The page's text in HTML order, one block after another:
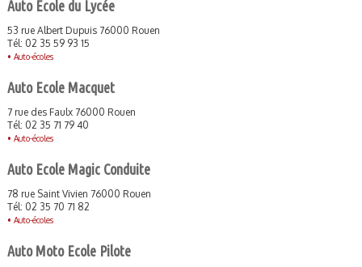
Auto Ecole du Lycée
53 rue Albert Dupuis 76000 Rouen
Tél: 02 35 59 93 15
• Auto-écoles
Auto Ecole Macquet
7 rue des Faulx 76000 Rouen
Tél: 02 35 71 79 40
• Auto-écoles
Auto Ecole Magic Conduite
78 rue Saint Vivien 76000 Rouen
Tél: 02 35 70 71 82
• Auto-écoles
Auto Moto Ecole Pilote